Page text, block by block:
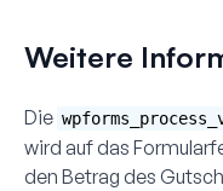
Weitere
Die
wird auf das
den Betrag des